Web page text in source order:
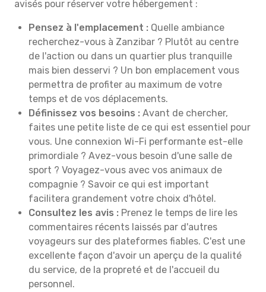
avisés pour réserver votre hébergement :
Pensez à l'emplacement : Quelle ambiance
recherchez-vous à Zanzibar ? Plutôt au centre
de l'action ou dans un quartier plus tranquille
mais bien desservi ? Un bon emplacement vous
permettra de profiter au maximum de votre
temps et de vos déplacements.
Définissez vos besoins : Avant de chercher,
faites une petite liste de ce qui est essentiel pour
vous. Une connexion Wi-Fi performante est-elle
primordiale ? Avez-vous besoin d'une salle de
sport ? Voyagez-vous avec vos animaux de
compagnie ? Savoir ce qui est important
facilitera grandement votre choix d'hôtel.
Consultez les avis : Prenez le temps de lire les
commentaires récents laissés par d'autres
voyageurs sur des plateformes fiables. C'est une
excellente façon d'avoir un aperçu de la qualité
du service, de la propreté et de l'accueil du
personnel.